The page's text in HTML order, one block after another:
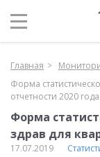
Главная
Форма
отчетности 2020 года
Форма
здрав для
17.07.2019